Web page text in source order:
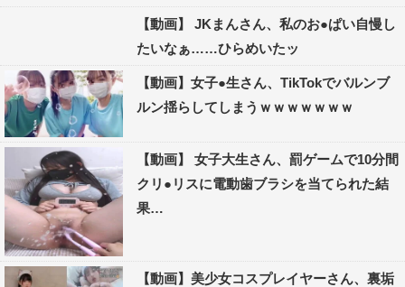
【動画】 JKまんさん、私のお●ぱい自慢し
たいなぁ……ひらめいたッ
【動画】女子●生さん、TikTokでバルンブ
ルン揺らしてしまうｗｗｗｗｗｗｗ
【動画】 女子大生さん、罰ゲームで10分間
クリ●リスに電動歯ブラシを当てられた結
果…
【動画】美少女コスプレイヤーさん、裏垢